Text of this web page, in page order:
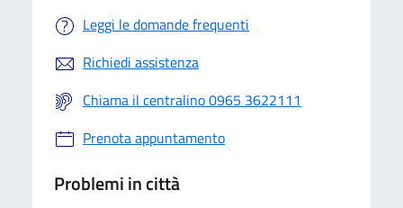
Leggi le domande frequenti
Richiedi assistenza
Chiama il centralino 0965 3622111
Prenota appuntamento
Problemi in città